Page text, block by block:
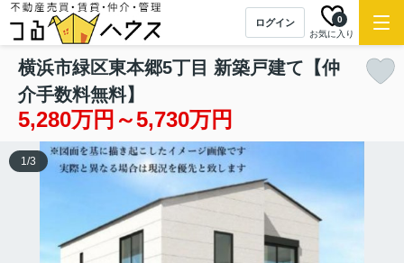
ログイン
お気に入り
0
横浜市緑区東本郷5丁目 新築戸建て【仲
介手数料無料】
5,280万円～5,730万円
1/3